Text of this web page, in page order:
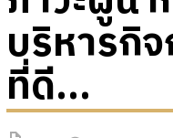
บริหารกิ
ที่ดี...